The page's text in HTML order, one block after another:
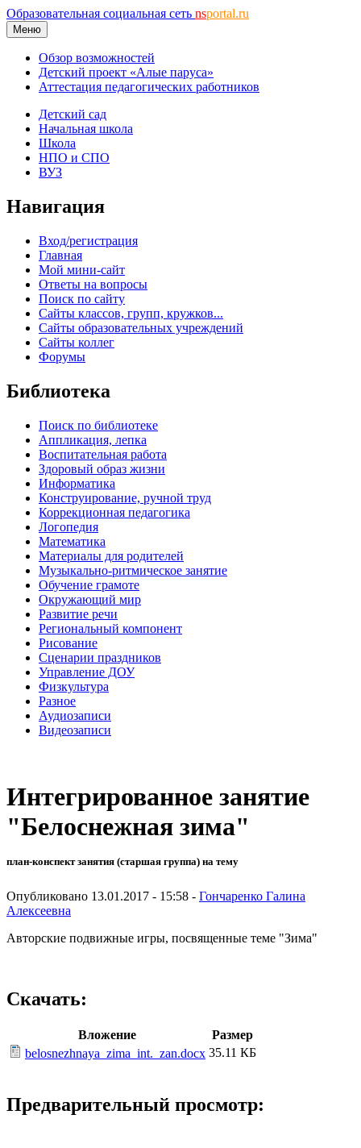
Образовательная социальная сеть nsportal.ru
Меню
Обзор возможностей
Детский проект «Алые паруса»
Аттестация педагогических работников
Детский сад
Начальная школа
Школа
НПО и СПО
ВУЗ
Навигация
Вход/регистрация
Главная
Мой мини-сайт
Ответы на вопросы
Поиск по сайту
Сайты классов, групп, кружков...
Сайты образовательных учреждений
Сайты коллег
Форумы
Библиотека
Поиск по библиотеке
Аппликация, лепка
Воспитательная работа
Здоровый образ жизни
Информатика
Конструирование, ручной труд
Коррекционная педагогика
Логопедия
Математика
Материалы для родителей
Музыкально-ритмическое занятие
Обучение грамоте
Окружающий мир
Развитие речи
Региональный компонент
Рисование
Сценарии праздников
Управление ДОУ
Физкультура
Разное
Аудиозаписи
Видеозаписи
Интегрированное занятие
"Белоснежная зима"
план-конспект занятия (старшая группа) на тему
Опубликовано 13.01.2017 - 15:58 - Гончаренко Галина
Алексеевна
Авторские подвижные игры, посвященные теме "Зима"
Скачать:
Вложение
Размер
belosnezhnaya_zima_int._zan.docx 35.11 КБ
Предварительный просмотр: